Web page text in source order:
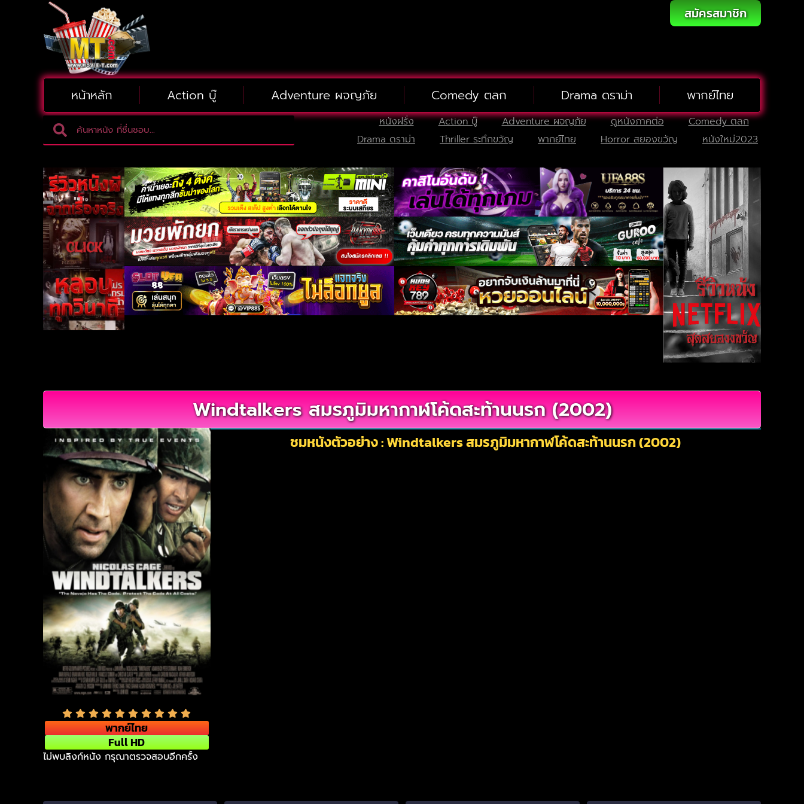
สมัครสมาชิก
หน้าหลัก Action บู๊ Adventure ผจญภัย Comedy ตลก Drama ดราม่า พากย์ไทย
หนังฝรั่ง Action บู๊ Adventure ผจญภัย ดูหนังภาคต่อ
Comedy ตลก
Drama ดราม่า
Thriller ระทึกขวัญ พากย์ไทย Horror สยองขวัญ หนังใหม่2023
Windtalkers สมรภูมิมหากาฬโค้ดสะท้านนรก (2002)
พากย์ไทย
Full HD
ชมหนังตัวอย่าง : Windtalkers สมรภูมิมหากาฬโค้ดสะท้านนรก (2002)
ไม่พบลิงก์หนัง กรุณาตรวจสอบอีกครั้ง